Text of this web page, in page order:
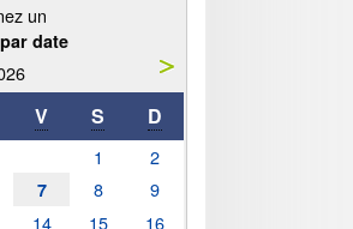
un
date
V S D
1
2
7 8
9
14 15
16